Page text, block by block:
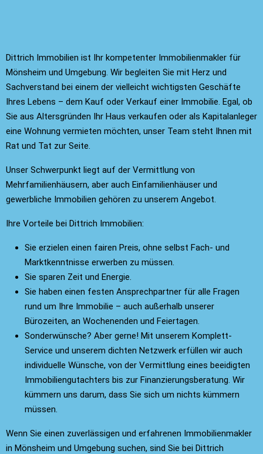
Dittrich Immobilien ist Ihr kompetenter Immobilienmakler für
Mönsheim und Umgebung. Wir begleiten Sie mit Herz und
Sachverstand bei einem der vielleicht wichtigsten Geschäfte
Ihres Lebens – dem Kauf oder Verkauf einer Immobilie. Egal, ob
Sie aus Altersgründen Ihr Haus verkaufen oder als Kapitalanleger
eine Wohnung vermieten möchten, unser Team steht Ihnen mit
Rat und Tat zur Seite.
Unser Schwerpunkt liegt auf der Vermittlung von
Mehrfamilienhäusern, aber auch Einfamilienhäuser und
gewerbliche Immobilien gehören zu unserem Angebot.
Ihre Vorteile bei Dittrich Immobilien:
Sie erzielen einen fairen Preis, ohne selbst Fach- und
Marktkenntnisse erwerben zu müssen.
Sie sparen Zeit und Energie.
Sie haben einen festen Ansprechpartner für alle Fragen
rund um Ihre Immobilie – auch außerhalb unserer
Bürozeiten, an Wochenenden und Feiertagen.
Sonderwünsche? Aber gerne! Mit unserem Komplett-
Service und unserem dichten Netzwerk erfüllen wir auch
individuelle Wünsche, von der Vermittlung eines beeidigten
Immobiliengutachters bis zur Finanzierungsberatung. Wir
kümmern uns darum, dass Sie sich um nichts kümmern
müssen.
Wenn Sie einen zuverlässigen und erfahrenen Immobilienmakler
in Mönsheim und Umgebung suchen, sind Sie bei Dittrich